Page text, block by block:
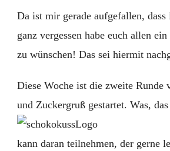
Da ist mir gerade aufgefallen,
ganz vergessen habe euch allen
zu wünschen! Das sei hiermit
Diese Woche ist die zweite Runde
und Zuckergruß gestartet. Was,
kann daran teilnehmen, der gerne